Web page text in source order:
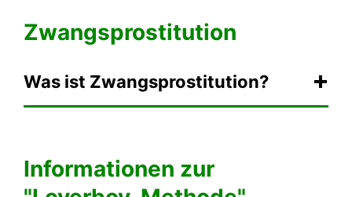
Zwangsprostitution
Was ist Zwangsprostitution?
Informationen zur